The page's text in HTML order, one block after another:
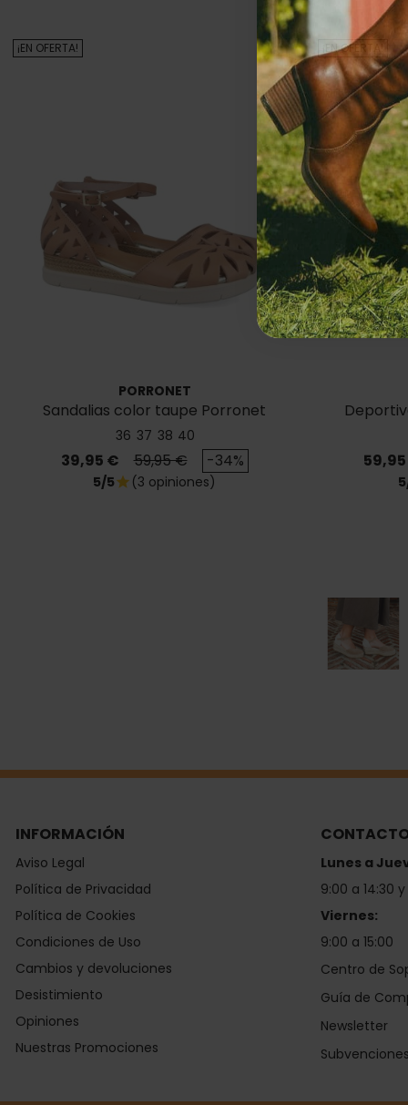
PORRONET
Sandalias color taupe Porronet
Carlota 3151
36 37 38 40
Precio
39,95 € Precio base
59,95 € -34%
¡EN OFERTA!
5/5star (3 opiniones)
Precio
¡EN OFERTA!
INFORMACIÓN
Aviso Legal
Política de Privacidad
Política de Cookies
Condiciones de Uso
Cambios y devoluciones
Desistimiento
Opiniones
Nuestras Promociones
Lunes a
9:00 a 14:30
Viernes:
9:00 a 15:00
Centro de
Guía de
Newsletter
Subvenciones